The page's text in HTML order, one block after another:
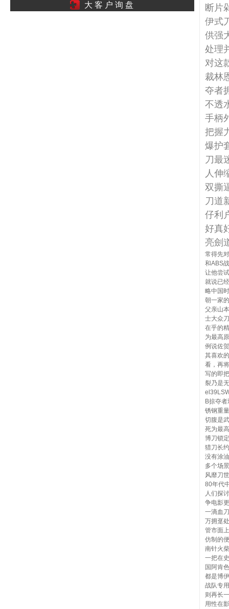
大 客 户 询 盘
断片
伊式
供强
处理
对这
裁林
夺者
不透
手柄
把握
爆护
刀最
人伸
双撕
刀道
仔利
好真
亮劍
常得先
和ABS
让他尝
就说已
略中国
朝一家
父亲山
士大众
在乎的
为最高
例说佐
其喜欢
看，再
写的即
裂乃是
B掠夺
锈钢重
切腹是
死为最
博刀锁
猎刀长
没有涂
多个场
风靡刀
80年代
人们探
争电影
一滴血
万拥趸
管市面
仿制的
南针火
一把在
国阿肯
都是博
战队专
则再长
用性在